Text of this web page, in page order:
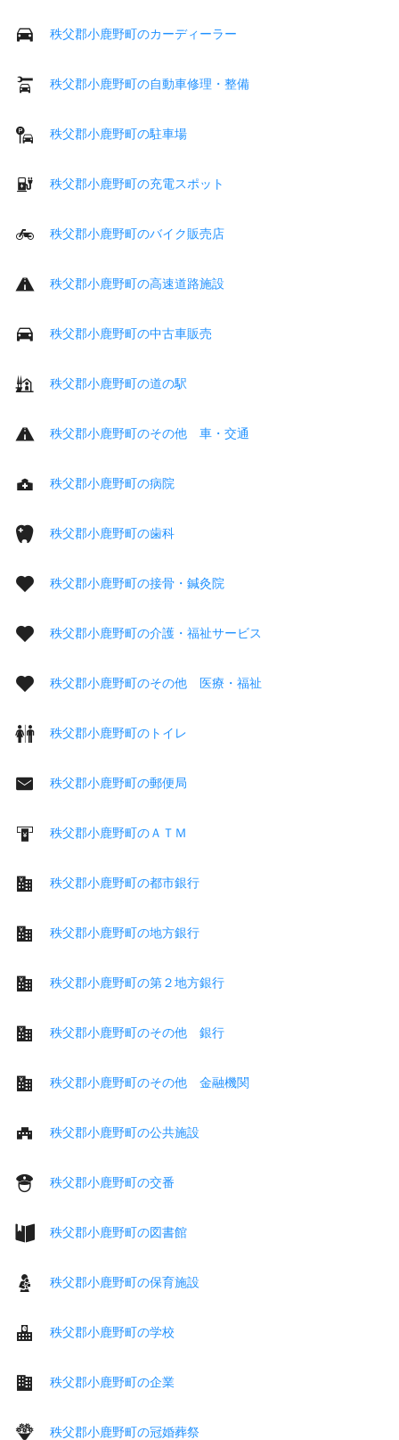
秩父郡小鹿野町のカーディーラー
秩父郡小鹿野町の自動車修理・整備
秩父郡小鹿野町の駐車場
秩父郡小鹿野町の充電スポット
秩父郡小鹿野町のバイク販売店
秩父郡小鹿野町の高速道路施設
秩父郡小鹿野町の中古車販売
秩父郡小鹿野町の道の駅
秩父郡小鹿野町のその他 車・交通
秩父郡小鹿野町の病院
秩父郡小鹿野町の歯科
秩父郡小鹿野町の接骨・鍼灸院
秩父郡小鹿野町の介護・福祉サービス
秩父郡小鹿野町のその他 医療・福祉
秩父郡小鹿野町のトイレ
秩父郡小鹿野町の郵便局
秩父郡小鹿野町のＡＴＭ
秩父郡小鹿野町の都市銀行
秩父郡小鹿野町の地方銀行
秩父郡小鹿野町の第２地方銀行
秩父郡小鹿野町のその他 銀行
秩父郡小鹿野町のその他 金融機関
秩父郡小鹿野町の公共施設
秩父郡小鹿野町の交番
秩父郡小鹿野町の図書館
秩父郡小鹿野町の保育施設
秩父郡小鹿野町の学校
秩父郡小鹿野町の企業
秩父郡小鹿野町の冠婚葬祭